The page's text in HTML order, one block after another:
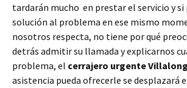
tardarán mucho en prestar el servicio y si
solución al problema en ese mismo
nosotros respecta, no tiene por qué
detrás admitir su llamada y explicarnos
problema, el cerrajero urgente
asistencia pueda ofrecerle se desplazará